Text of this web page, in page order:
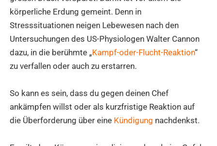
körperliche Erdung gemeint. Denn in
Stresssituationen neigen Lebewesen nach den
Untersuchungen des US-Physiologen Walter Cannon
dazu, in die berühmte „Kampf-oder-Flucht-Reaktion“
zu verfallen oder auch zu erstarren.
So kann es sein, dass du gegen deinen Chef
ankämpfen willst oder als kurzfristige Reaktion auf
die Überforderung über eine Kündigung nachdenkst.